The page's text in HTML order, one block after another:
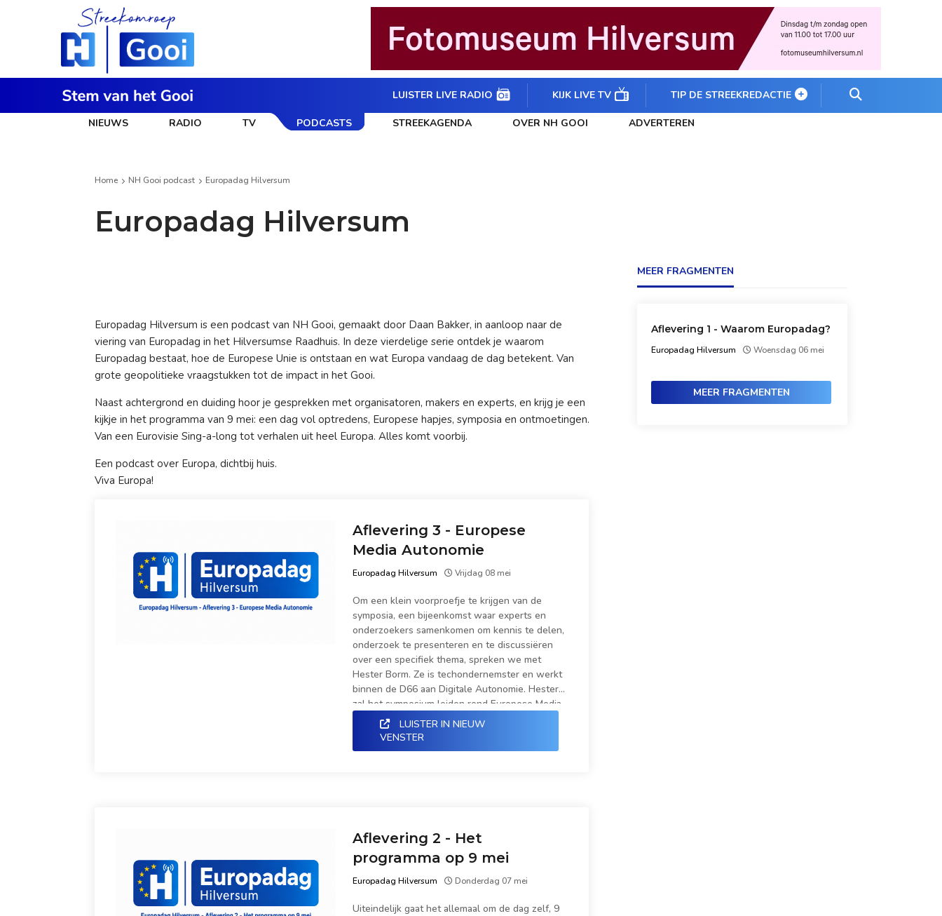
LUISTER LIVE RADIO KIJK LIVE TV TIP DE STREEKREDACTIE
NIEUWS RADIO TV PODCASTS STREEKAGENDA OVER NH GOOI ADVERTEREN
Home NH Gooi podcast Europadag Hilversum
Europadag Hilversum
Europadag Hilversum is een podcast van NH Gooi, gemaakt door Daan Bakker, in aanloop naar de
viering van Europadag in het Hilversumse Raadhuis. In deze vierdelige serie ontdek je waarom
Europadag bestaat, hoe de Europese Unie is ontstaan en wat Europa vandaag de dag betekent. Van
grote geopolitieke vraagstukken tot de impact in het Gooi.
Naast achtergrond en duiding hoor je gesprekken met organisatoren, makers en experts, en krijg je een
kijkje in het programma van 9 mei: een dag vol optredens, Europese hapjes, symposia en ontmoetingen.
Van een Eurovisie Sing-a-long tot verhalen uit heel Europa. Alles komt voorbij.
Een podcast over Europa, dichtbij huis.
Viva Europa!
Aflevering 3 - Europese
Media Autonomie
Europadag Hilversum Vrijdag 08 mei
Om een klein voorproefje te krijgen van de
symposia, een bijeenkomst waar experts en
onderzoekers samenkomen om kennis te delen,
onderzoek te presenteren en te discussiëren
over een specifiek thema, spreken we met
Hester Borm. Ze is techondernemster en werkt
binnen de D66 aan Digitale Autonomie. Hester
zal het symposium leiden rond Europese Media
Autonomie. Het gesprek met Hester vormt
aflevering drie van de podcast.
LUISTER IN NIEUW
VENSTER
Aflevering 2 - Het
programma op 9 mei
Europadag Hilversum Donderdag 07 mei
Uiteindelijk gaat het allemaal om de dag zelf, 9
MEER FRAGMENTEN
Aflevering 1 - Waarom Europadag?
Europadag Hilversum Woensdag 06 mei
MEER FRAGMENTEN